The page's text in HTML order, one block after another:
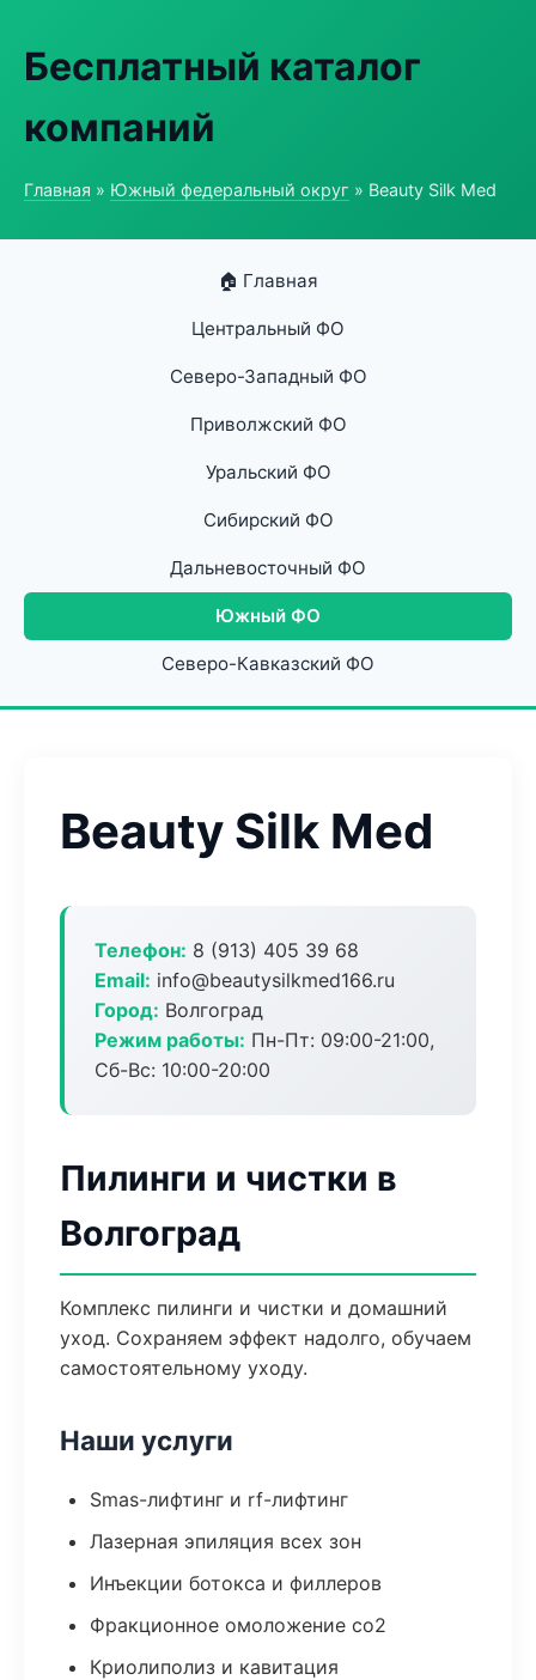
Бесплатный каталог
компаний
Главная » Южный федеральный округ » Beauty Silk Med
🏠 Главная
Центральный ФО
Северо-Западный ФО
Приволжский ФО
Уральский ФО
Сибирский ФО
Дальневосточный ФО
Южный ФО
Северо-Кавказский ФО
Beauty Silk Med
Телефон: 8 (913) 405 39 68
Email: info@beautysilkmed166.ru
Город: Волгоград
Режим работы: Пн-Пт: 09:00-21:00,
Сб-Вс: 10:00-20:00
Пилинги и чистки в
Волгоград
Комплекс пилинги и чистки и домашний
уход. Сохраняем эффект надолго, обучаем
самостоятельному уходу.
Наши услуги
Smas-лифтинг и rf-лифтинг
Лазерная эпиляция всех зон
Инъекции ботокса и филлеров
Фракционное омоложение co2
Криолиполиз и кавитация